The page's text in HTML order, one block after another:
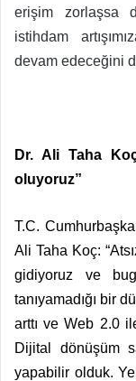
erişim zorlaşsa
istihdam
devam edeceğini
Dr. Ali Taha
oluyoruz”
T.C.
Ali Taha Koç:
gidiyoruz ve
tanıyamadığı bir
arttı ve Web 2.0
Dijital dönüşüm
yapabilir olduk.